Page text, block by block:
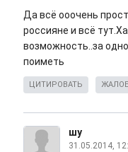
Да всё ооочень
россияне и всё
возможность..за
поиметь
ЦИТИРОВАТЬ
шу
31.05.2014,